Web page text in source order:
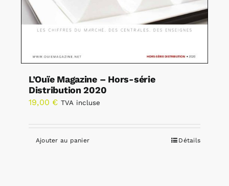
L’Ouïe Magazine – Hors-série
Distribution 2020
19,00 € TVA incluse
Ajouter au panier Détails